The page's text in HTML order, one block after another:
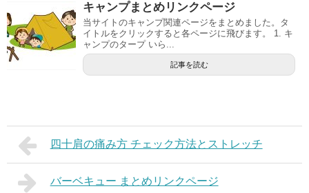
キャンプまとめリンクページ
当サイトのキャンプ関連ページをまとめました。タ
イトルをクリックすると各ページに飛びます。 1. キ
ャンプのタープ いら...
記事を読む
四十肩の痛み方 チェック方法とストレッチ
バーベキュー まとめリンクページ